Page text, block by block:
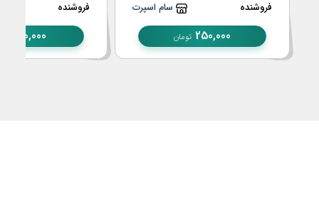
فروشنده سام اسپرت
250,000 تومان
فروشنده
30,000